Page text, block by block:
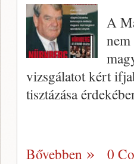
A
vizsgálatot kért
tisztázása
Bővebben 0